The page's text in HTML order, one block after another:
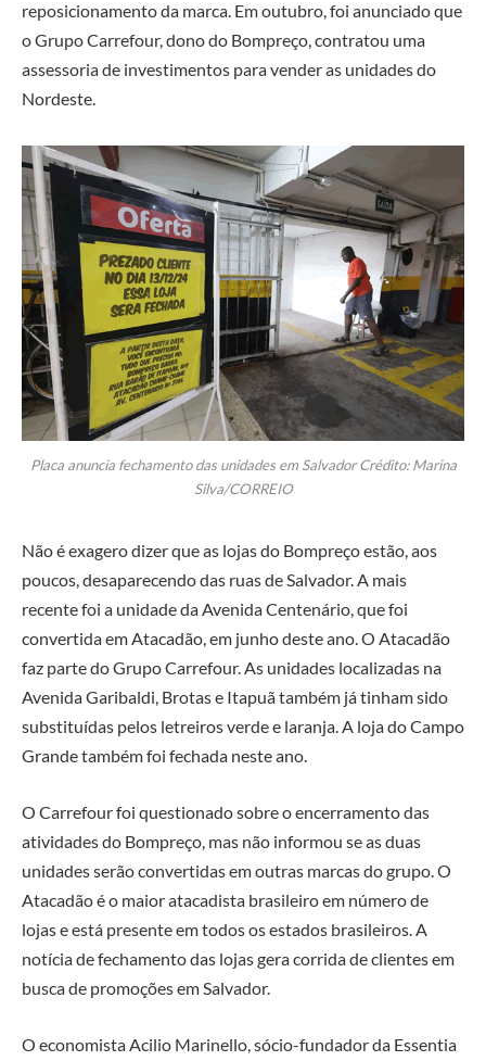
reposicionamento da marca. Em outubro, foi anunciado que
o Grupo Carrefour, dono do Bompreço, contratou uma
assessoria de investimentos para vender as unidades do
Nordeste.
Placa anuncia fechamento das unidades em Salvador Crédito: Marina
Silva/CORREIO
Não é exagero dizer que as lojas do Bompreço estão, aos
poucos, desaparecendo das ruas de Salvador. A mais
recente foi a unidade da Avenida Centenário, que foi
convertida em Atacadão, em junho deste ano. O Atacadão
faz parte do Grupo Carrefour. As unidades localizadas na
Avenida Garibaldi, Brotas e Itapuã também já tinham sido
substituídas pelos letreiros verde e laranja. A loja do Campo
Grande também foi fechada neste ano.
O Carrefour foi questionado sobre o encerramento das
atividades do Bompreço, mas não informou se as duas
unidades serão convertidas em outras marcas do grupo. O
Atacadão é o maior atacadista brasileiro em número de
lojas e está presente em todos os estados brasileiros. A
notícia de fechamento das lojas gera corrida de clientes em
busca de promoções em Salvador.
O economista Acilio Marinello, sócio-fundador da Essentia